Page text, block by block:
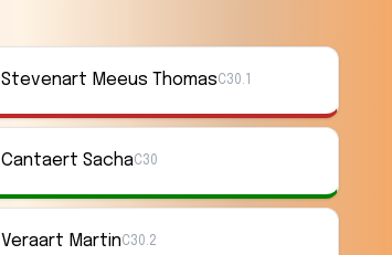
Stevenart Meeus ThomasC30.1
Cantaert SachaC30
Veraart MartinC30.2